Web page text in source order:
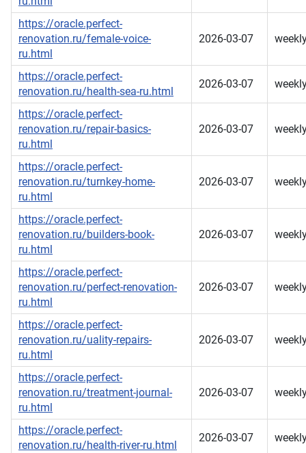
https://oracle.perfect-
renovation.ru/female-voice-
ru.html
2026-03-07
https://oracle.perfect-
renovation.ru/health-sea-ru.html
2026-03-07
https://oracle.perfect-
renovation.ru/repair-basics-
ru.html
2026-03-07
https://oracle.perfect-
renovation.ru/turnkey-home-
ru.html
2026-03-07
https://oracle.perfect-
renovation.ru/builders-book-
ru.html
2026-03-07
https://oracle.perfect-
renovation.ru/perfect-renovation-
ru.html
2026-03-07
https://oracle.perfect-
renovation.ru/uality-repairs-
ru.html
2026-03-07
https://oracle.perfect-
renovation.ru/treatment-journal-
ru.html
2026-03-07
https://oracle.perfect-
renovation.ru/health-river-ru.html
2026-03-07